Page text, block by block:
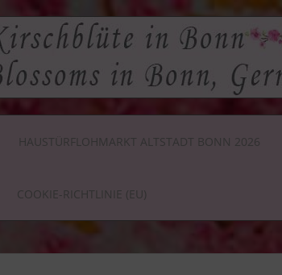
HAUSTÜRFLOHMARKT ALTSTADT BONN 2026
COOKIE-RICHTLINIE (EU)